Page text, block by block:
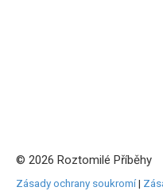
© 2026 Roztomilé Příběhy
Zásady ochrany soukromí|